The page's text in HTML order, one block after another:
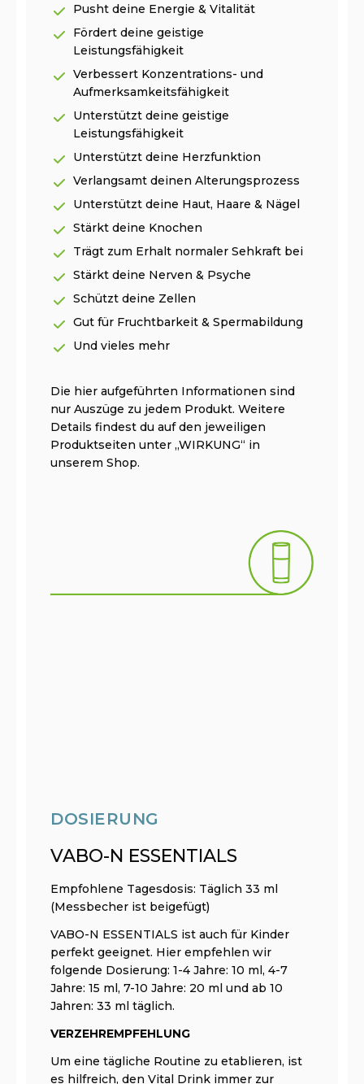
Pusht deine Energie & Vitalität
Fördert deine geistige
Leistungsfähigkeit
Verbessert Konzentrations- und
Aufmerksamkeitsfähigkeit
Unterstützt deine geistige
Leistungsfähigkeit
Unterstützt deine Herzfunktion
Verlangsamt deinen Alterungsprozess
Unterstützt deine Haut, Haare & Nägel
Stärkt deine Knochen
Trägt zum Erhalt normaler Sehkraft bei
Stärkt deine Nerven & Psyche
Schützt deine Zellen
Gut für Fruchtbarkeit & Spermabildung
Und vieles mehr
Die hier aufgeführten Informationen sind
nur Auszüge zu jedem Produkt. Weitere
Details findest du auf den jeweiligen
Produktseiten unter „WIRKUNG“ in
unserem Shop.
DOSIERUNG
VABO-N ESSENTIALS
Empfohlene Tagesdosis: Täglich 33 ml
(Messbecher ist beigefügt)
VABO-N ESSENTIALS ist auch für Kinder
perfekt geeignet. Hier empfehlen wir
folgende Dosierung: 1-4 Jahre: 10 ml, 4-7
Jahre: 15 ml, 7-10 Jahre: 20 ml und ab 10
Jahren: 33 ml täglich.
VERZEHREMPFEHLUNG
Um eine tägliche Routine zu etablieren, ist
es hilfreich, den Vital Drink immer zur